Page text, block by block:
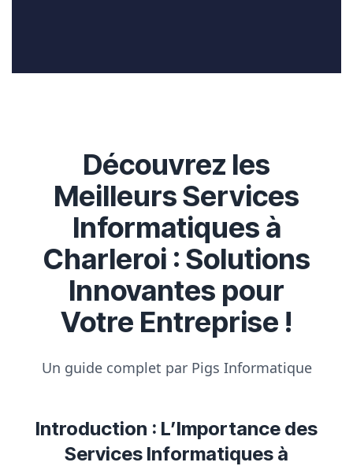
Découvrez les
Meilleurs Services
Informatiques à
Charleroi : Solutions
Innovantes pour
Votre Entreprise !
Un guide complet par Pigs Informatique
Introduction : L’Importance des
Services Informatiques à